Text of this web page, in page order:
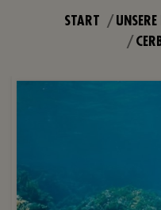
Sie befinden sich hier:
START